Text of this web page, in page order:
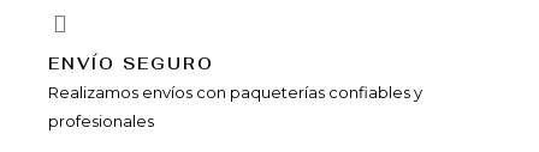
ENVÍ­O SEGURO
Realizamos envíos con paqueterías confiables y
profesionales